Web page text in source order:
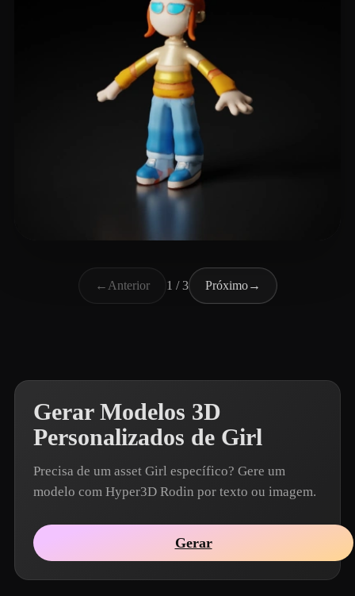
15 curtidas
← Anterior 1 / 3 Próximo→
Gerar Modelos 3D
Personalizados de Girl
Precisa de um asset Girl específico? Gere um
modelo com Hyper3D Rodin por texto ou imagem.
Gerar